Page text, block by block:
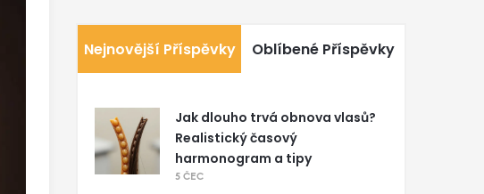
Nejnovější Příspěvky Oblíbené Příspěvky
Jak dlouho trvá obnova vlasů?
Realistický časový
harmonogram a tipy
5 ČEC